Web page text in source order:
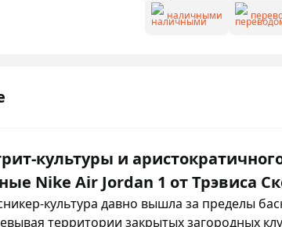
наличными
культуры и
Nike Air Jordan 1 от Трэвиса
культура давно вышла за пределы
территории закрытых загородных